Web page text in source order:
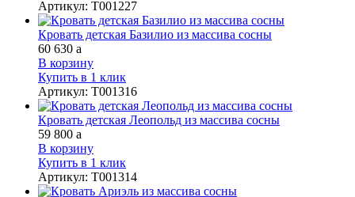
Артикул: Т001227
Кровать детская Базилио из массива сосны
60 630 a
В корзину
Купить в 1 клик
Артикул: Т001316
Кровать детская Леопольд из массива сосны
59 800 a
В корзину
Купить в 1 клик
Артикул: Т001314